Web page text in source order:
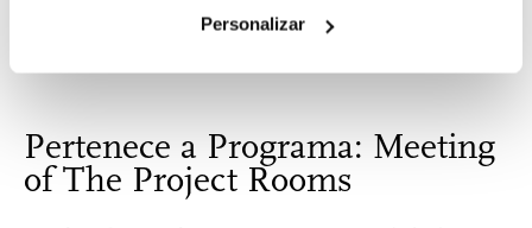
Personalizar
Pertenece a Programa: Meeting
of The Project Rooms